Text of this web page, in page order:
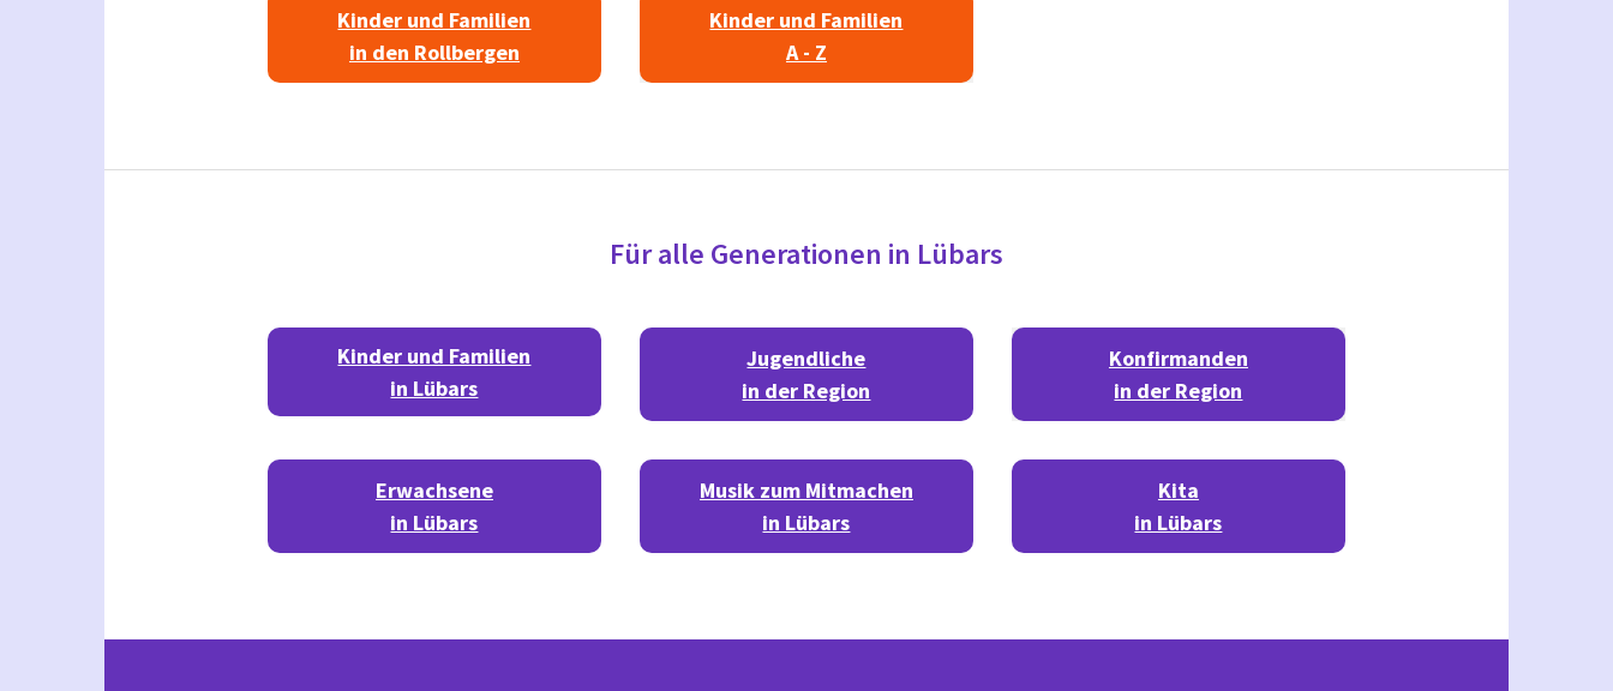
Kinder und Familien
in den Rollbergen
Kinder und Familien
A - Z
Für alle Generationen in Lübars
Kinder und Familien
in Lübars
Jugendliche
in der Region
Konfirmanden
in der Region
Erwachsene
in Lübars
Musik zum Mitmachen
in Lübars
Kita
in Lübars